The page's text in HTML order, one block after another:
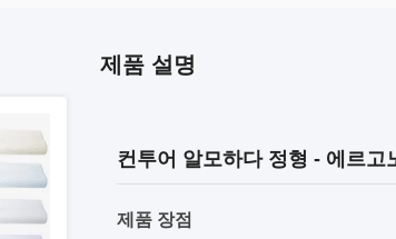
제품 설명
컨투어 알모하다 정형 - 에르고
제품 장점